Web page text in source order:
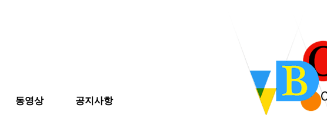
동영상 공지사항